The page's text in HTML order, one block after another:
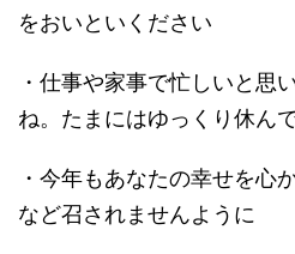
をおいといください
・仕事や家事で忙しいと思
ね。たまにはゆっくり休ん
・今年もあなたの幸せを心
など召されませんように